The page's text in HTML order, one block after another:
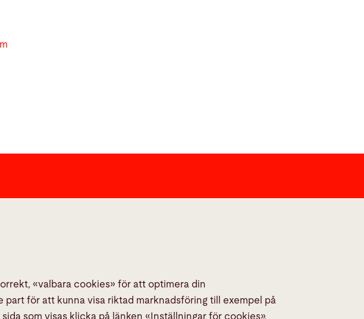
«valbara cookies» för att optimera din
för att kunna visa riktad marknadsföring till exempel på
som visas klicka på länken «Inställningar för cookies».